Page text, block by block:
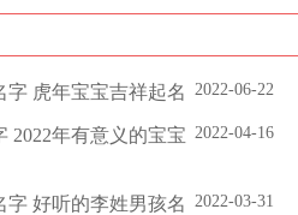
2022-06-22
字 虎年宝宝吉祥起名
2022-04-16
2022年有意义的宝宝
2022-03-31
字 好听的李姓男孩名